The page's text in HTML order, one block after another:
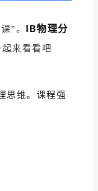
”。 IB物理分
来看看吧
思维。课程强